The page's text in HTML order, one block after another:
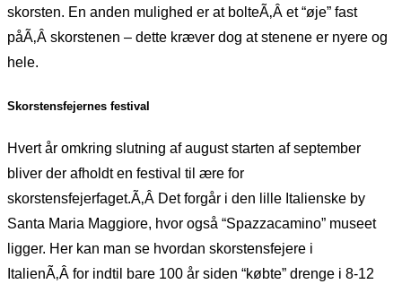
skorsten. En anden mulighed er at bolteÃ‚Â et “øje” fast
påÃ‚Â skorstenen – dette kræver dog at stenene er nyere og
hele.
Skorstensfejernes festival
Hvert år omkring slutning af august starten af september
bliver der afholdt en festival til ære for
skorstensfejerfaget.Ã‚Â Det forgår i den lille Italienske by
Santa Maria Maggiore, hvor også “Spazzacamino” museet
ligger. Her kan man se hvordan skorstensfejere i
ItalienÃ‚Â for indtil bare 100 år siden “købte” drenge i 8-12